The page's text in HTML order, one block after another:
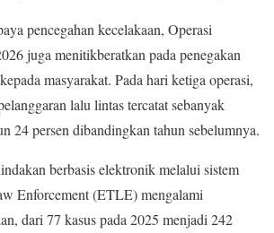
pencegahan kecelakaan, Operasi
juga menitikberatkan pada penegakan
masyarakat. Pada hari ketiga operasi,
lalu lintas tercatat sebanyak
24 persen dibandingkan tahun sebelumnya.
berbasis elektronik melalui sistem
Enforcement (ETLE) mengalami
dari 77 kasus pada 2025 menjadi 242